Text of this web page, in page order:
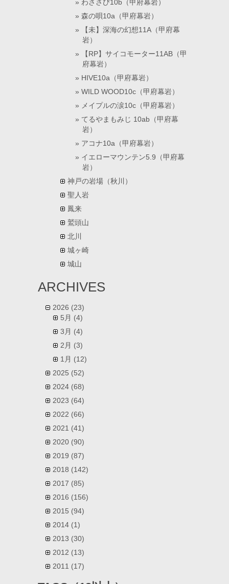
わささび10b（甲府幕岩）
森の唄10a（甲府幕岩）
【未】深海の幻想11A（甲府幕
岩）
【RP】サイコモーター11AB（甲
府幕岩）
HIVE10a（甲府幕岩）
WILD WOOD10c（甲府幕岩）
メイプルの涙10c（甲府幕岩）
てるやまもみじ 10ab（甲府幕
岩）
アコナ10a（甲府幕岩）
イエローマウンテン5.9（甲府幕
岩）
神戸の岩場（秋川）
聖人岩
鳳来
鷲頭山
北川
城ヶ崎
城山
ARCHIVES
2026 (23)
5月 (4)
3月 (4)
2月 (3)
1月 (12)
2025 (52)
2024 (68)
2023 (64)
2022 (66)
2021 (41)
2020 (90)
2019 (87)
2018 (142)
2017 (85)
2016 (156)
2015 (94)
2014 (1)
2013 (30)
2012 (13)
2011 (17)